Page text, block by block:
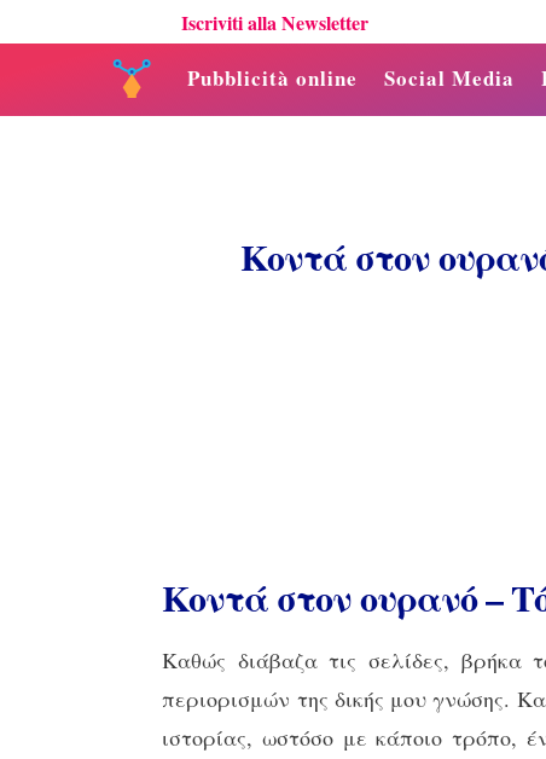
Pubblicità online Social Media
Iscriviti alla Newsletter
Κοντά στον
Κοντά στον ουρανό –
Καθώς διάβαζα τις σελίδες, βρήκα
περιορισμών της δικής μου γνώσης.
ιστορίας, ωστόσο με κάποιο τρόπο,